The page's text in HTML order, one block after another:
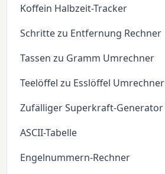
Koffein Halbzeit-Tracker
Schritte zu Entfernung Rechner
Tassen zu Gramm Umrechner
Teelöffel zu Esslöffel Umrechner
Zufälliger Superkraft-Generator
ASCII-Tabelle
Engelnummern-Rechner